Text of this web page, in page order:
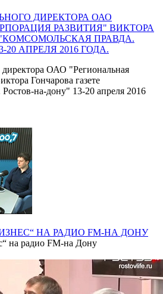
ДИРЕКТОРА ОАО
РАЗВИТИЯ" ВИКТОРА
ПРАВДА.
АПРЕЛЯ 2016 ГОДА.
ОАО "Региональная
Гончарова газете
на-дону" 13-20 апреля 2016
НА РАДИО FM-НА ДОНУ
на радио FM-на Дону